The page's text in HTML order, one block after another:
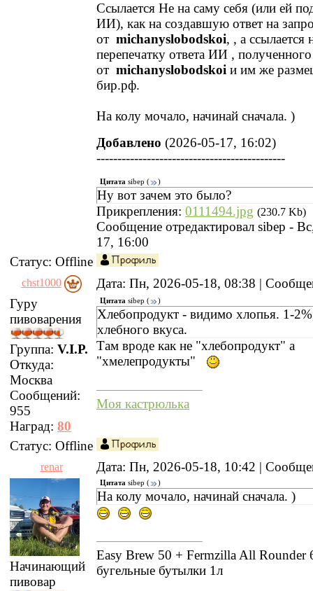
Ссылается Не на саму себя (или ей
ИИ), как на создавшую ответ на
от michanyslobodskoi, , а ссылается
перепечатку ответа ИИ ,
от michanyslobodskoi и им же
бир.рф.
На колу мочало, начинай сначала. )
Добавлено (2026-05-17, 16:02)
---------------------------------------------
Цитата sibep ( )
Ну вот зачем это было?
Прикрепления: 0111494.jpg (230.7 Kb)
Сообщение отредактировал sibep -
17, 16:00
Статус: Offline
chst1000
Дата: Пн, 2026-05-18, 08:38 |
Гуру
пивоварения
Группа: V.I.P.
Откуда:
Москва
Сообщений:
955
Наград: 80
Цитата sibep ( )
Хлебопродукт - видимо хлопья. 1-
хлебного вкуса.
Там вроде как не "хлебопродукт" а
"хмелепродукты"
Моя кастрюлька
Статус: Offline
renar Дата: Пн, 2026-05-18, 10:42 |
Начинающий
пивовар
Цитата sibep ( )
На колу мочало, начинай сначала. )
Easy Brew 50 + Fermzilla All Rounder
бугельные бутылки 1л